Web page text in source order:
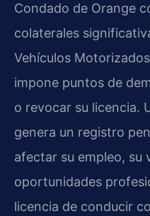
Condado de Orange
colaterales
Vehículos
impone puntos de
o revocar su licencia.
genera un registro
afectar su empleo, su
oportunidades
licencia de conducir